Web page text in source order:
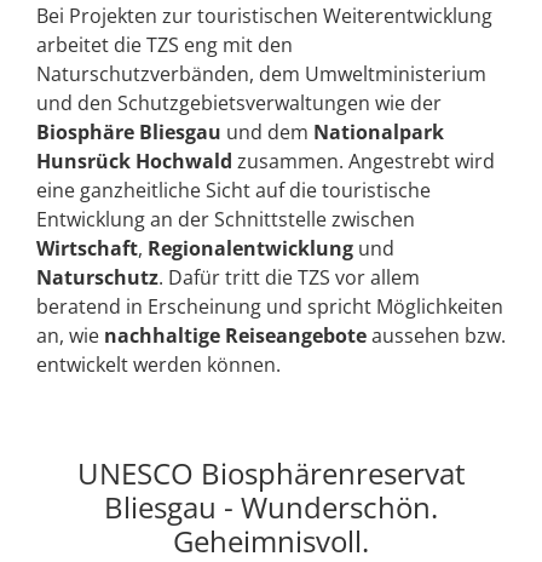
Bei Projekten zur touristischen Weiterentwicklung
arbeitet die TZS eng mit den
Naturschutzverbänden, dem Umweltministerium
und den Schutzgebietsverwaltungen wie der
Biosphäre Bliesgau und dem Nationalpark
Hunsrück Hochwald zusammen. Angestrebt wird
eine ganzheitliche Sicht auf die touristische
Entwicklung an der Schnittstelle zwischen
Wirtschaft, Regionalentwicklung und
Naturschutz. Dafür tritt die TZS vor allem
beratend in Erscheinung und spricht Möglichkeiten
an, wie nachhaltige Reiseangeboteaussehen bzw.
entwickelt werden können.
UNESCO Biosphärenreservat
Bliesgau - Wunderschön.
Geheimnisvoll.